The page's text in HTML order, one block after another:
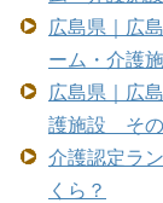
広島県｜広
ーム・介護
広島県｜広
護施設 その
介護認定ラ
くら？